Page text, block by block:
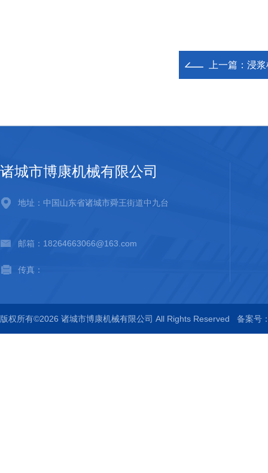
上一篇： 浸
诸城市博康机械有限公司
地址：中国山东省诸城市舜王街道中九台
邮箱：18264663066@163.com
传真：
版权所有©2026 诸城市博康机械有限公司 All Rights Reserved 备案号